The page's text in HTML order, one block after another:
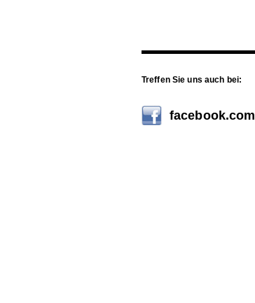
Treffen Sie uns auch bei:
facebook.com